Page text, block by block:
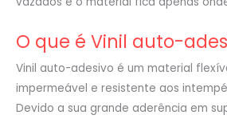
O que é Vinil auto-
Vinil auto-adesivo é um material
impermeável e resistente aos
Devido a sua grande aderência em